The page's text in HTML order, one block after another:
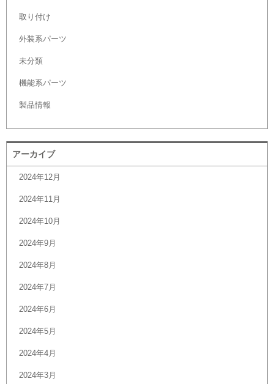
取り付け
外装系パーツ
未分類
機能系パーツ
製品情報
アーカイブ
2024年12月
2024年11月
2024年10月
2024年9月
2024年8月
2024年7月
2024年6月
2024年5月
2024年4月
2024年3月